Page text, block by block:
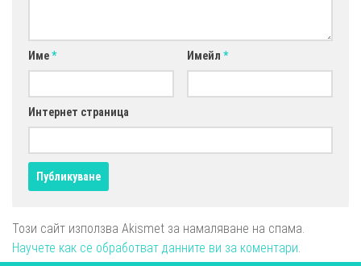
Име* Имейл *
Интернет страница
Този сайт използва Akismet за намаляване на спама.
Научете как се обработват данните ви за коментари.